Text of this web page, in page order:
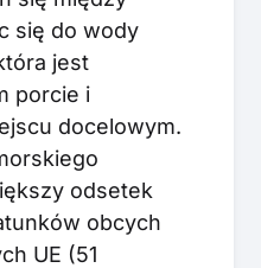
się do wody
jest
porcie i
docelowym.
odsetek
obcych
UE (51